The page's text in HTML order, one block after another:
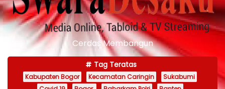
t
e
Cerdas Membangun
Tag Teratas
Kabupaten Bogor Kecamatan Caringin
Sukabumi